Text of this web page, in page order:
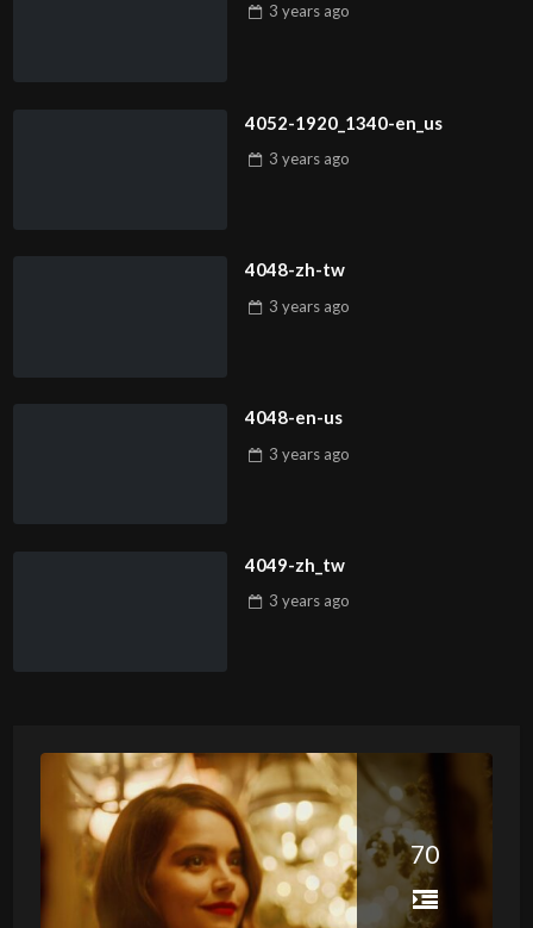
3 years ago
4052-1920_1340-en_us
3 years ago
4048-zh-tw
3 years ago
4048-en-us
3 years ago
4049-zh_tw
3 years ago
70